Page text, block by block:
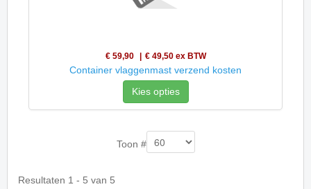
€ 59,90 € 49,50 ex BTW
Container vlaggenmast verzend kosten
Kies opties
Toon #
Resultaten 1 - 5 van 5